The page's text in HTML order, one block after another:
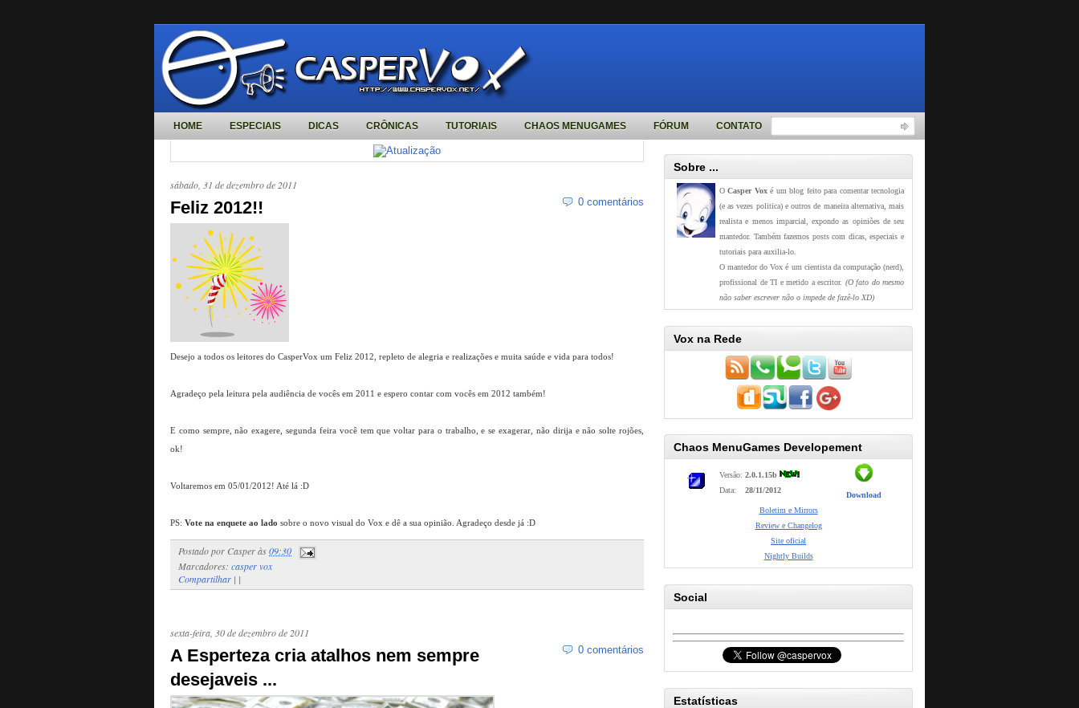
HOME ESPECIAIS DICAS CRÔNICAS TUTORIAIS CHAOS MENUGAMES FÓRUM CONTATO
sábado, 31 de dezembro de 2011
0 comentários
Feliz 2012!!
Desejo a todos os leitores do CasperVox um Feliz 2012, repleto de alegria e realizações e muita saúde e vida para todos!
Agradeço pela leitura pela audiência de vocês em 2011 e espero contar com vocês em 2012 também!
E como sempre, não exagere, segunda feira você tem que voltar para o trabalho, e se exagerar, não dirija e não solte rojões,
ok!
Voltaremos em 05/01/2012! Até lá :D
PS: Vote na enquete ao lado sobre o novo visual do Vox e dê a sua opinião. Agradeço desde já :D
Postado por Casperàs09:30
Marcadores: casper vox
Compartilhar | |
sexta-feira, 30 de dezembro de 2011
0 comentários
A Esperteza cria atalhos nem sempre
desejaveis ...
Sobre ...
OCasper Voxé um blog feito para comentar tecnologia
(e as vezes politica) e outros de maneira alternativa, mais
realista e menos imparcial, expondo as opiniões de seu
mantedor. Também fazemos posts com dicas, especiais e
tutoriais para auxilia-lo.
O mantedor do Vox é um cientista da computação (nerd),
profissional de TI e metido a escritor. (O fato do mesmo
não saber escrever não o impede de fazê-lo XD)
Vox na Rede
Chaos MenuGames Developement
Versão: 2.0.1.15b
Data:
28/11/2012
Download
Boletim e Mirrors
Review e Changelog
Site oficial
Nightly Builds
Social
Estatísticas